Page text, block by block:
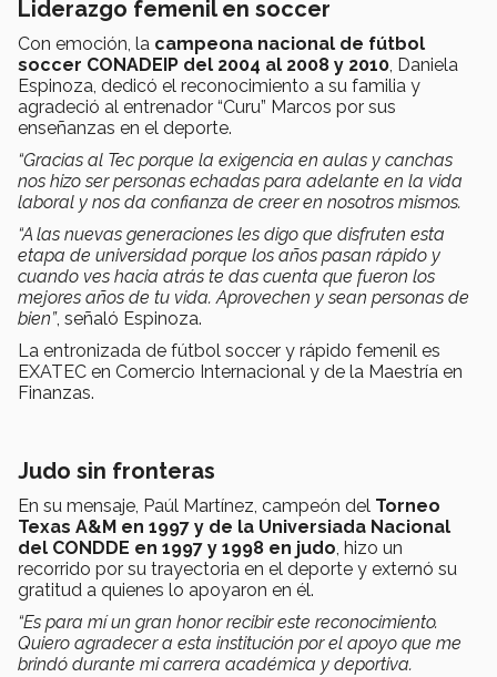
Liderazgo femenil en soccer
Con emoción, la campeona nacional de fútbol
soccer CONADEIP del 2004 al 2008 y 2010, Daniela
Espinoza, dedicó el reconocimiento a su familia y
agradeció al entrenador “Curu” Marcos por sus
enseñanzas en el deporte.
“Gracias al Tec porque la exigencia en aulas y canchas
nos hizo ser personas echadas para adelante en la vida
laboral y nos da confianza de creer en nosotros mismos.
“A las nuevas generaciones les digo que disfruten esta
etapa de universidad porque los años pasan rápido y
cuando ves hacia atrás te das cuenta que fueron los
mejores años de tu vida. Aprovechen y sean personas de
bien”, señaló Espinoza.
La entronizada de fútbol soccer y rápido femenil es
EXATEC en Comercio Internacional y de la Maestría en
Finanzas.
Judo sin fronteras
En su mensaje, Paúl Martínez, campeón del Torneo
Texas A&M en 1997 y de la Universiada Nacional
del CONDDE en 1997 y 1998 en judo, hizo un
recorrido por su trayectoria en el deporte y externó su
gratitud a quienes lo apoyaron en él.
“Es para mí un gran honor recibir este reconocimiento.
Quiero agradecer a esta institución por el apoyo que me
brindó durante mi carrera académica y deportiva.